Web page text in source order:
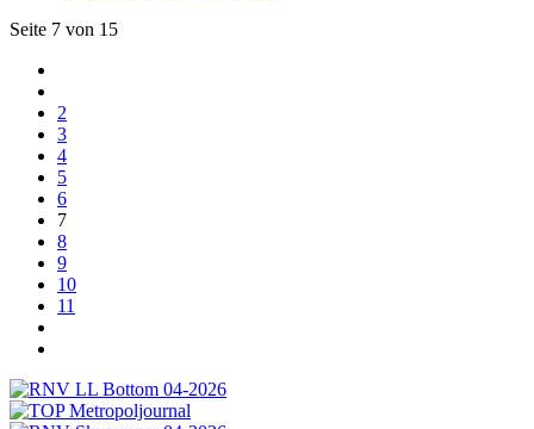
Seite 7 von 15
2
3
4
5
6
7
8
9
10
11